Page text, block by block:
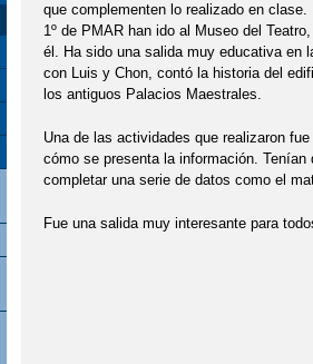
que complementen lo realizado en
1º de PMAR han ido al Museo del
él. Ha sido una salida muy educativa en
con Luis y Chon, contó la historia del
los antiguos Palacios Maestrales.
Una de las actividades que realizaron
cómo se presenta la información.
completar una serie de datos como el
Fue una salida muy interesante para